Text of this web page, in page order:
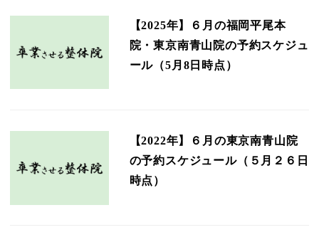
【2025年】６月の福岡平尾本
院・東京南青山院の予約スケジュ
ール（5月8日時点）
【2022年】６月の東京南青山院
の予約スケジュール（５月２６日
時点）